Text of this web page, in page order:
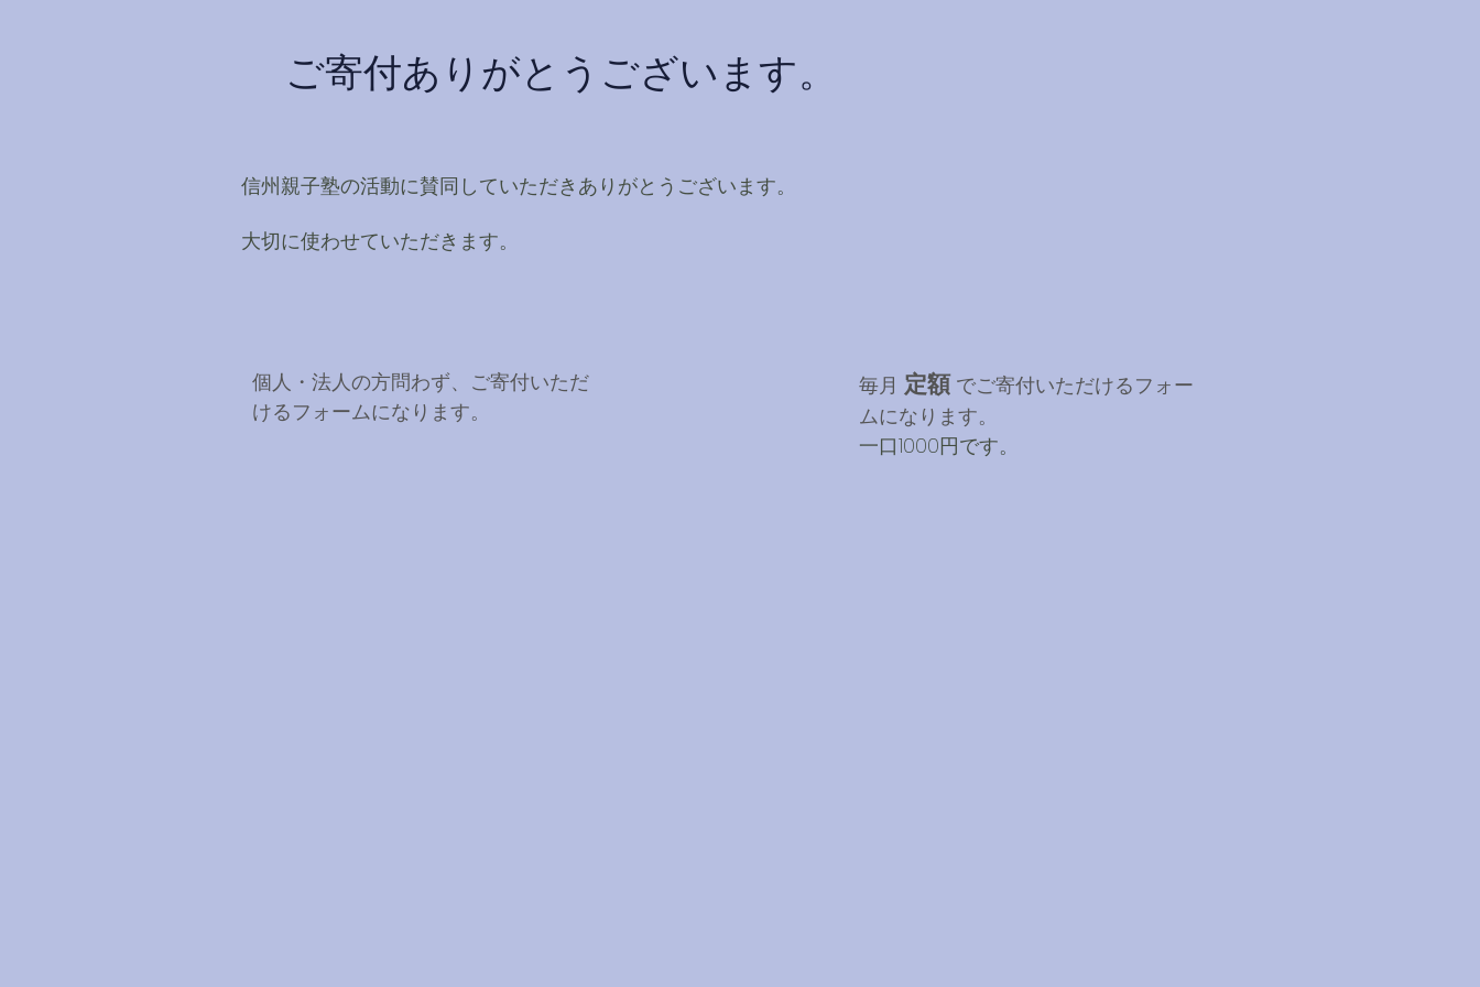
ご寄付ありがとうございます。
​信州親子塾の活動に賛同していただきありがとうございます。
​大切に使わせていただきます。
個人・法人の方問わず、ご寄付いただ
けるフォームになります。
毎月 定額 でご寄付いただけるフォー
ムになります。
​一口1000円です。